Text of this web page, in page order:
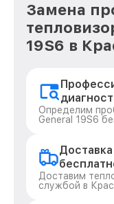
Замена
19S6 в
Определим
General 19S6
Доставим
службой в